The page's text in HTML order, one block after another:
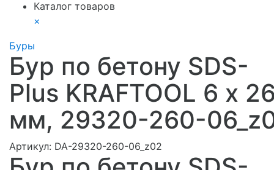
Каталог товаров
×
Буры
Бур по бетону SDS-
Plus KRAFTOOL 6 х
мм, 29320-260-
Артикул: DA-29320-260-06_z02